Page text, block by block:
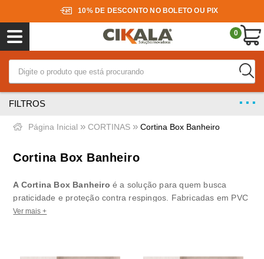
10% DE DESCONTO NO BOLETO OU PIX
0
Página Inicial » CORTINAS » Cortina Box Banheiro
FILTROS
Cortina Box Banheiro
A Cortina Box Banheiro é a solução para quem busca
praticidade e proteção contra respingos. Fabricadas em PVC
transparente e com presilhas de fixação, nossas cortinas são
Ver mais +